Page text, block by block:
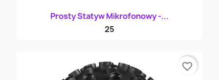
Prosty Statyw Mikrofonowy -...
25
favorite_border